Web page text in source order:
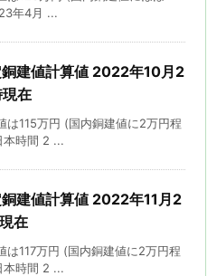
年4月 ...
建値計算値 2022年10月2
在
は115万円 (国内銅建値に2万円程
本時間 2 ...
建値計算値 2022年11月2
在
は117万円 (国内銅建値に2万円程
本時間 2 ...